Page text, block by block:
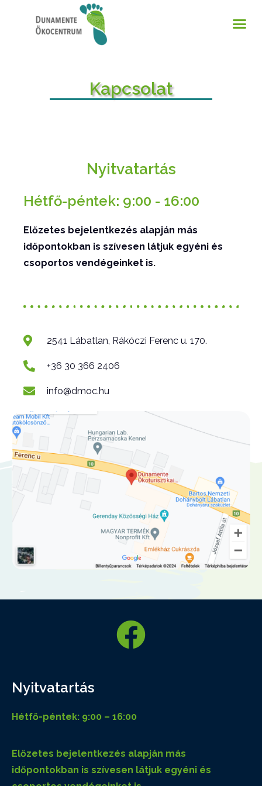
Kapcsolat
Nyitvatartás
Hétfő-péntek: 9:00 - 16:00
Előzetes bejelentkezés alapján más
időpontokban is szívesen látjuk egyéni és
csoportos vendégeinket is.
2541 Lábatlan, Rákóczi Ferenc u. 170.
+36 30 366 2406
info@dmoc.hu
Nyitvatartás
Hétfő-péntek: 9:00 – 16:00
Előzetes bejelentkezés alapján más
időpontokban is szívesen látjuk egyéni és